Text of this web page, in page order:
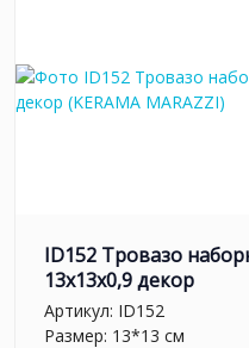
ID152 Тровазо
13x13x0,9 декор
Артикул: ID152
Размер: 13*13 см